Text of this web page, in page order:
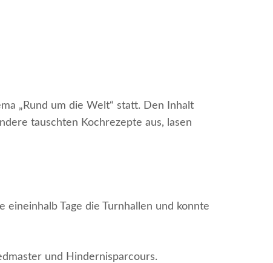
„Rund um die Welt“ statt. Den Inhalt
tauschten Kochrezepte aus, lasen
Tage die Turnhallen und konnte
und Hindernisparcours.